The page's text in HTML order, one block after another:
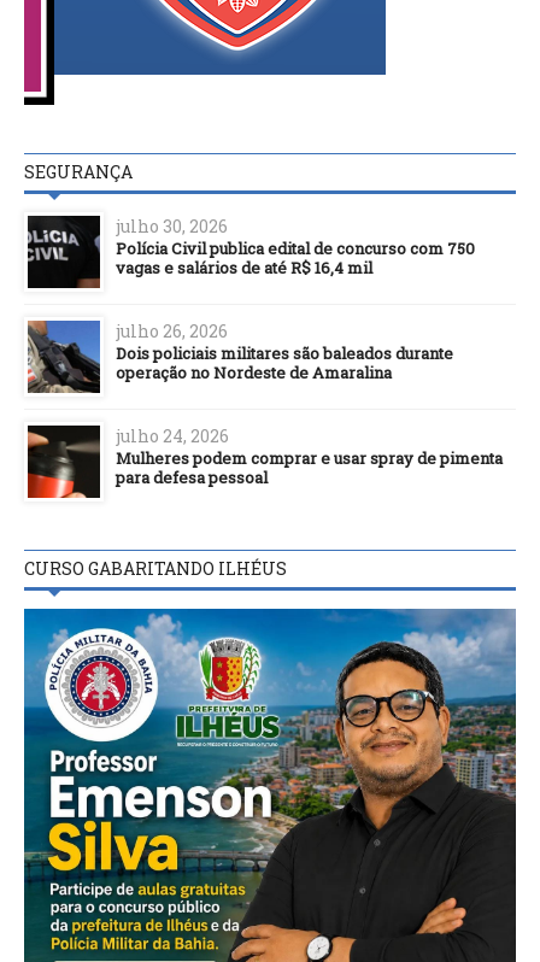
SEGURANÇA
julho 30, 2026
Polícia Civil publica edital de concurso com 750
vagas e salários de até R$ 16,4 mil
julho 26, 2026
Dois policiais militares são baleados durante
operação no Nordeste de Amaralina
julho 24, 2026
Mulheres podem comprar e usar spray de pimenta
para defesa pessoal
CURSO GABARITANDO ILHÉUS